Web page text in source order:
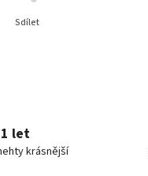
Sdílet
let
krásnější